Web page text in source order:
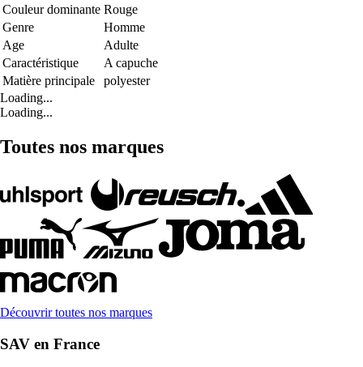
Couleur dominante Rouge
Genre
Homme
Age
Adulte
Caractéristique
A capuche
Matière principale
polyester
Loading...
Loading...
Toutes nos marques
Découvrir toutes nos marques
SAV en France